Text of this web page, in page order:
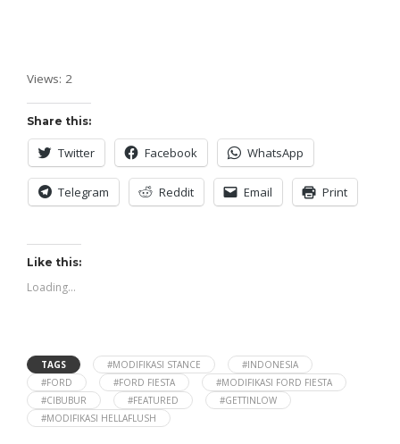
Views: 2
Share this:
Twitter Facebook WhatsApp
Telegram Reddit Email Print
Like this:
Loading...
TAGS #MODIFIKASI STANCE
#INDONESIA
#FORD
#FORD FIESTA
#MODIFIKASI FORD FIESTA
#CIBUBUR
#FEATURED
#GETTINLOW
#MODIFIKASI HELLAFLUSH